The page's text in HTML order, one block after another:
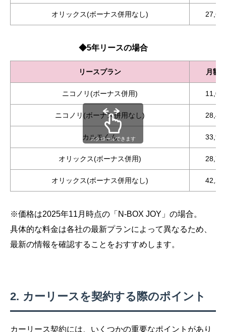
オリックス(ボーナス併用なし)
◆5年リースの場合
リースプラン 月額
ニコノリ(ボーナス併用)
ニコノリ(ボーナス併用なし)
カルモくん
オリックス(ボーナス併用)
オリックス(ボーナス併用なし)
スクロールできます
※価格は2025年11月時点の「N-BOX JOY」の場合。
具体的な料金は各社の最新プランによって異なるため、
最新の情報を確認することをおすすめします。
カーリースを契約する際のポイント
カーリース契約には、いくつかの重要なポイントがあり